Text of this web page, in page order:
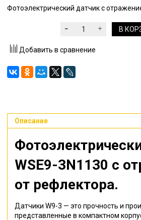
Фотоэлектрический датчик с
В
Добавить в сравнение
Описание
WSE9-3N1130 с
от рефлектора.
Датчики W9-3 — это прочность и
представленные в компактном